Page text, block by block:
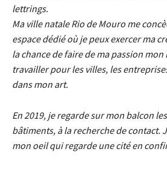
lettrings.
Ma ville natale Rio de Mouro me
espace dédié où je peux exercer ma
la chance de faire de ma passion
travailler pour les villes, les
dans mon art.
En 2019, je regarde sur mon balcon
bâtiments, à la recherche de contact.
mon oeil qui regarde une cité en